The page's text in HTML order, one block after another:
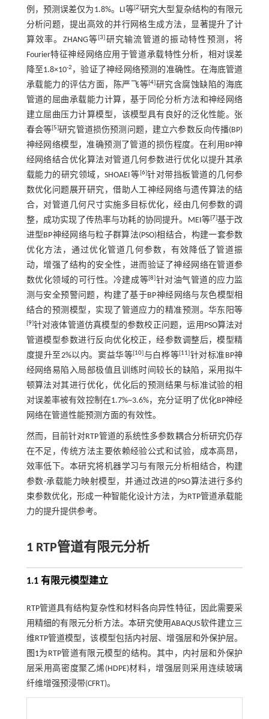
例，预测误差仅为1.8%。LI等[2]研究大型复杂结构的有限元
分析问题，提出高效的并行网格生成方法，显著提升了计
算效率。ZHANG等[3] 研究输流管道的振动特性预测，将
Fourier特征神经网络应用于管道承载特性分析，相对误差
降至1.8×10-2 ，验证了神经网络预测的准确性。在海底管道
承载能力的评估方面，陈严飞等[4]研究含腐蚀缺陷的海底
管道的屈曲承载能力计算，基于同伦分析方法和神经网络
建立屈曲压力计算模型，该模型具有良好的泛化性能。张
春会等[5]研究管道损伤预测问题，建立六参数反向传播(BP)
神经网络模型，准确预测了管道的损伤程度。在利用BP神
经网络结合优化算法对管道几何参数进行优化以提升其承
载能力的研究领域，SHOAEI等[6]针对带挡板管道的几何参
数优化问题展开研究，借助人工神经网络与遗传算法的结
合，对管道几何尺寸实施多目标优化，经由几何参数的调
整，成功实现了传热率与功耗的协同提升。MEI等[7]基于改
进型BP神经网络与粒子群算法(PSO)相结合，构建一套参数
优化方法，通过优化管道几何参数，有效降低了管道振
动，增强了结构的安全性，进而验证了神经网络在管道参
数优化领域的可行性。冷建成等[8]针对油气管道的应力监
测与安全预警问题，构建了基于BP神经网络与灰色模型相
结合的预测模型，实现了管道应力的精准预测。华东阳等
[9]针对液体管道仿真模型的参数校正问题，运用PSO算法对
管道模型参数进行反向优化校正，经参数调整后，模型精
度提升至2%以内。窦益华等[10]与白桦等[11]针对标准BP神
经网络易陷入局部极值且训练时间较长的缺陷，采用拟牛
顿算法对其进行优化，优化后的预测结果与标准试验的相
对误差率被有效控制在1.7%~3.6%，充分证明了优化BP神经
网络在管道性能预测方面的有效性。
然而，目前针对RTP管道的系统性多参数耦合分析研究仍存
在不足，传统方法主要依赖经验公式和试验，成本高昂，
效率低下。本研究将机器学习与有限元分析相结合，构建
参数-承载能力映射模型，并通过改进的PSO算法进行多约
束参数优化，形成一种智能化设计方法，为RTP管道承载能
力的提升提供参考。
1 RTP管道有限元分析
1.1 有限元模型建立
RTP管道具有结构复杂性和材料各向异性特征，因此需要采
用精细的有限元分析方法。本研究使用ABAQUS软件建立三
维RTP管道模型，该模型包括内衬层、增强层和外保护层。
图1为RTP管道有限元模型的结构。其中，内衬层和外保护
层采用高密度聚乙烯(HDPE)材料，增强层则采用连续玻璃
纤维增强预浸带(CFRT)。